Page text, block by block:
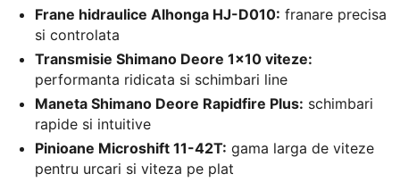
Frane hidraulice Alhonga HJ-D010: franare precisa
si controlata
Transmisie Shimano Deore 1x10 viteze:
performanta ridicata si schimbari line
Maneta Shimano Deore Rapidfire Plus: schimbari
rapide si intuitive
Pinioane Microshift 11-42T: gama larga de viteze
pentru urcari si viteza pe plat